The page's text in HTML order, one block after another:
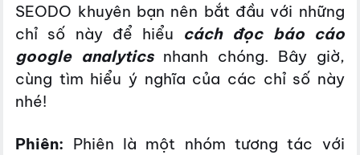
SEODO khuyên bạn nên bắt đầu với những
chỉ số này để hiểu cách đọc báo cáo
google analyticsnhanh chóng. Bây giờ,
cùng tìm hiểu ý nghĩa của các chỉ số này
nhé!
Phiên: Phiên là một nhóm tương tác với